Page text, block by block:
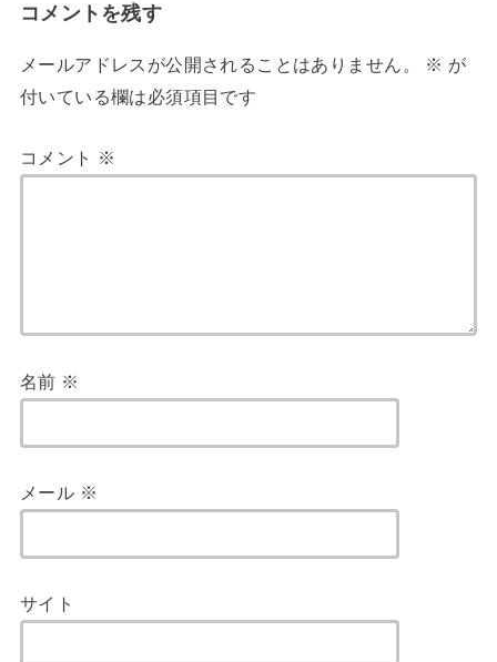
コメントを残す
メールアドレスが公開されることはありません。 ※ が
付いている欄は必須項目です
コメント ※
名前 ※
メール ※
サイト